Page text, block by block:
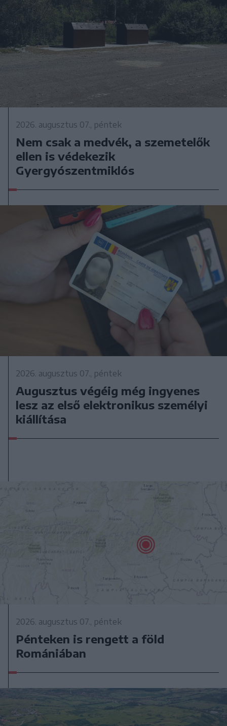
2026. augusztus 07., péntek
Nem csak a medvék, a szemetelők
ellen is védekezik
Gyergyószentmiklós
2026. augusztus 07., péntek
Augusztus végéig még ingyenes
lesz az első elektronikus személyi
kiállítása
2026. augusztus 07., péntek
Pénteken is rengett a föld
Romániában